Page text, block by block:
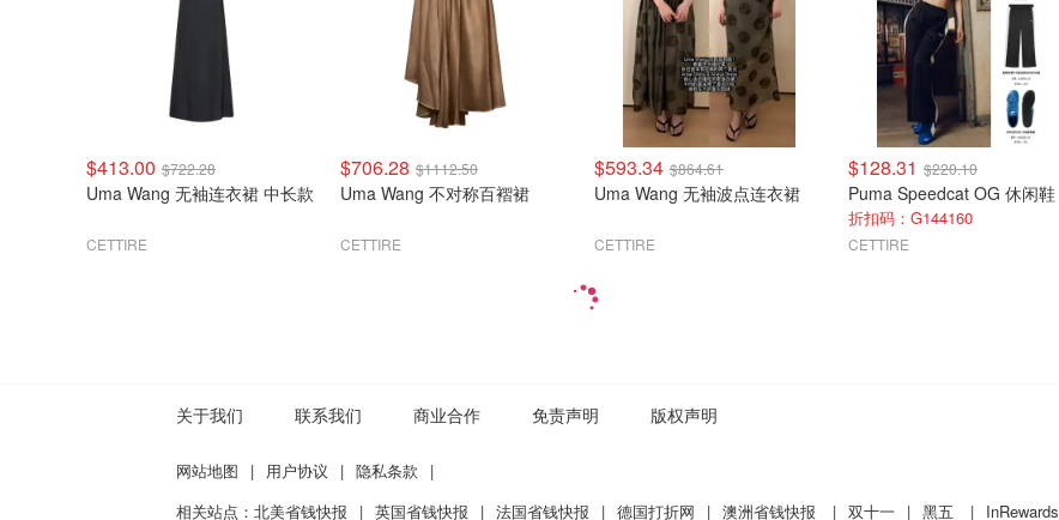
$413.00 $722.28
Uma Wang 无袖连衣裙 中长款
CETTIRE
$706.28 $1112.50
Uma Wang 不对称百褶裙
CETTIRE
$593.34 $864.61
Uma Wang 无袖波点连衣裙
CETTIRE
$128.31 $220.10
Puma Speedcat OG 休闲鞋
折扣码：G144160
CETTIRE
关于我们 联系我们 商业合作 免责声明 版权声明
网站地图 | 用户协议 | 隐私条款
|
相关站点： 北美省钱快报 | 英国省钱快报 | 法国省钱快报 | 德国打折网 | 澳洲省钱快报 | 双十一 | 黑五 | InRewards